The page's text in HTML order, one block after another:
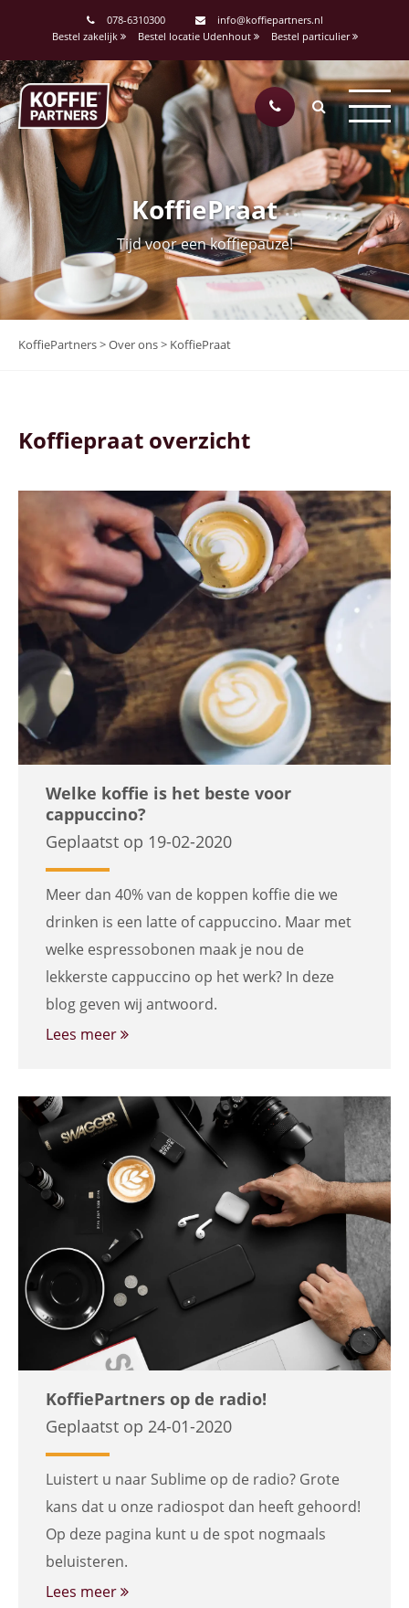
078-6310300
info@koffiepartners.nl
Bestel zakelijk
Bestel locatie Udenhout Bestel particulier
KoffiePraat
Tijd voor een koffiepauze!
KoffiePartners>Over ons> KoffiePraat
Koffiepraat overzicht
Welke koffie is het beste voor
cappuccino?
Geplaatst op 19-02-2020
Meer dan 40% van de koppen koffie die we
drinken is een latte of cappuccino. Maar met
welke espressobonen maak je nou de
lekkerste cappuccino op het werk? In deze
blog geven wij antwoord.
Lees meer
KoffiePartners op de radio!
Geplaatst op 24-01-2020
Luistert u naar Sublime op de radio? Grote
kans dat u onze radiospot dan heeft gehoord!
Op deze pagina kunt u de spot nogmaals
beluisteren.
Lees meer